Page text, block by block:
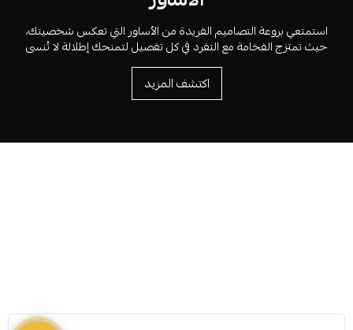
استمتعي بروعة التصاميم الفريدة من الأساور التي تعكس شخصيتك،
حيث تمتزج الفخامة مع التفرد في كل تفصيل لتمنحك إطلالة لا تُنسى
اكتشف المزيد